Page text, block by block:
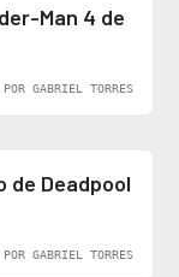
Man 4 de
POR GABRIEL TORRES
de Deadpool
POR GABRIEL TORRES